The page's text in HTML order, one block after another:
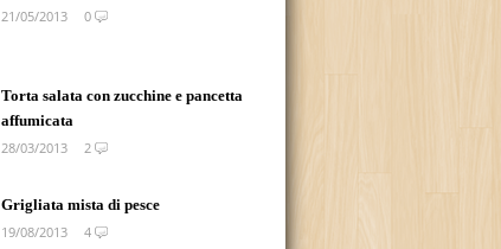
21/05/2013
0
Torta salata con zucchine e pancetta
affumicata
28/03/2013
2
Grigliata mista di pesce
19/08/2013
4